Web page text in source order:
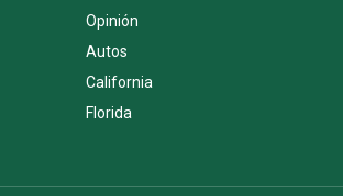
Opinión
Autos
California
Florida